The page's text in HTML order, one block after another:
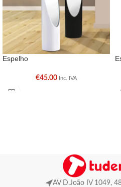
Espelho
€45.00 Inc. IVA
AV D.João IV 1049,